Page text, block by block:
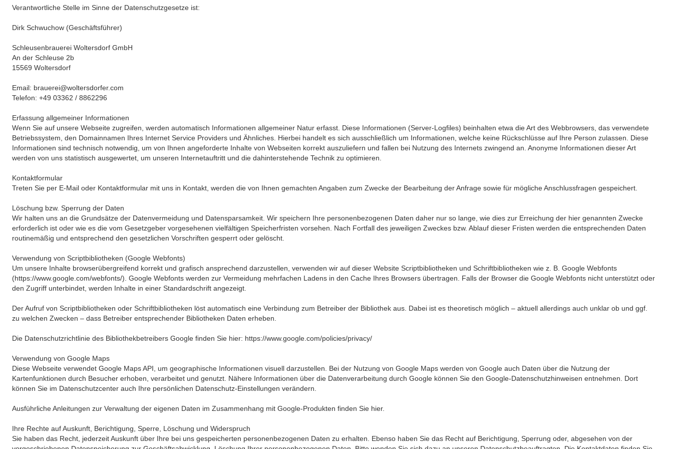
Verantwortliche Stelle im Sinne der Datenschutzgesetze ist:
Dirk Schwuchow (Geschäftsführer)
Schleusenbrauerei Woltersdorf GmbH
An der Schleuse 2b
15569 Woltersdorf
Email: brauerei@woltersdorfer.com
Telefon: +49 03362 / 8862296
Erfassung allgemeiner Informationen
Wenn Sie auf unsere Webseite zugreifen, werden automatisch Informationen allgemeiner Natur erfasst. Diese Informationen (Server-Logfiles) beinhalten etwa die Art des Webbrowsers, das verwendete
Betriebssystem, den Domainnamen Ihres Internet Service Providers und Ähnliches. Hierbei handelt es sich ausschließlich um Informationen, welche keine Rückschlüsse auf Ihre Person zulassen. Diese
Informationen sind technisch notwendig, um von Ihnen angeforderte Inhalte von Webseiten korrekt auszuliefern und fallen bei Nutzung des Internets zwingend an. Anonyme Informationen dieser Art
werden von uns statistisch ausgewertet, um unseren Internetauftritt und die dahinterstehende Technik zu optimieren.
Kontaktformular
Treten Sie per E-Mail oder Kontaktformular mit uns in Kontakt, werden die von Ihnen gemachten Angaben zum Zwecke der Bearbeitung der Anfrage sowie für mögliche Anschlussfragen gespeichert.
Löschung bzw. Sperrung der Daten
Wir halten uns an die Grundsätze der Datenvermeidung und Datensparsamkeit. Wir speichern Ihre personenbezogenen Daten daher nur so lange, wie dies zur Erreichung der hier genannten Zwecke
erforderlich ist oder wie es die vom Gesetzgeber vorgesehenen vielfältigen Speicherfristen vorsehen. Nach Fortfall des jeweiligen Zweckes bzw. Ablauf dieser Fristen werden die entsprechenden Daten
routinemäßig und entsprechend den gesetzlichen Vorschriften gesperrt oder gelöscht.
Verwendung von Scriptbibliotheken (Google Webfonts)
Um unsere Inhalte browserübergreifend korrekt und grafisch ansprechend darzustellen, verwenden wir auf dieser Website Scriptbibliotheken und Schriftbibliotheken wie z. B. Google Webfonts
(https://www.google.com/webfonts/). Google Webfonts werden zur Vermeidung mehrfachen Ladens in den Cache Ihres Browsers übertragen. Falls der Browser die Google Webfonts nicht unterstützt oder
den Zugriff unterbindet, werden Inhalte in einer Standardschrift angezeigt.
Der Aufruf von Scriptbibliotheken oder Schriftbibliotheken löst automatisch eine Verbindung zum Betreiber der Bibliothek aus. Dabei ist es theoretisch möglich – aktuell allerdings auch unklar ob und ggf.
zu welchen Zwecken – dass Betreiber entsprechender Bibliotheken Daten erheben.
Die Datenschutzrichtlinie des Bibliothekbetreibers Google finden Sie hier: https://www.google.com/policies/privacy/
Verwendung von Google Maps
Diese Webseite verwendet Google Maps API, um geographische Informationen visuell darzustellen. Bei der Nutzung von Google Maps werden von Google auch Daten über die Nutzung der
Kartenfunktionen durch Besucher erhoben, verarbeitet und genutzt. Nähere Informationen über die Datenverarbeitung durch Google können Sie den Google-Datenschutzhinweisen entnehmen. Dort
können Sie im Datenschutzcenter auch Ihre persönlichen Datenschutz-Einstellungen verändern.
Ausführliche Anleitungen zur Verwaltung der eigenen Daten im Zusammenhang mit Google-Produkten finden Sie hier.
Ihre Rechte auf Auskunft, Berichtigung, Sperre, Löschung und Widerspruch
Sie haben das Recht, jederzeit Auskunft über Ihre bei uns gespeicherten personenbezogenen Daten zu erhalten. Ebenso haben Sie das Recht auf Berichtigung, Sperrung oder, abgesehen von der